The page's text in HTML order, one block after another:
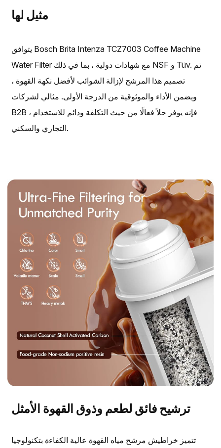
مثيل لها
يتوافق Bosch Brita Intenza TCZ7003 Coffee Machine
Water Filter مع شهادات دولية ، بما في ذلك NSF و Tüv. تم
تصميم هذا المرشح لإزالة الشوائب لأفضل نكهة القهوة ،
ويضمن الأداء والموثوقية من الدرجة الأولى. مثالي لشركات
B2B ، فإنه يوفر حلاً فعالًا من حيث التكلفة ودائم للاستخدام
التجاري والسكني.
ترشيح فائق لطعم وذوق القهوة الأمثل
تتميز خراطيش مرشح مياه القهوة عالية الكفاءة بتكنولوجيا